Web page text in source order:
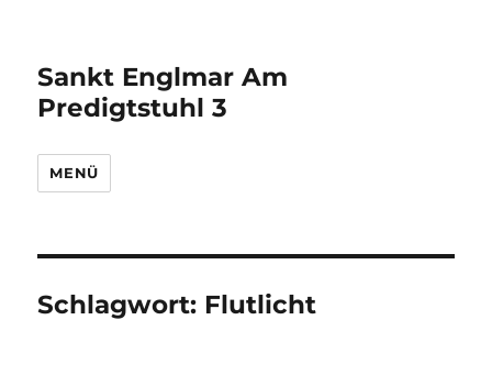
Sankt Englmar Am
Predigtstuhl 3
MENÜ
Schlagwort: Flutlicht